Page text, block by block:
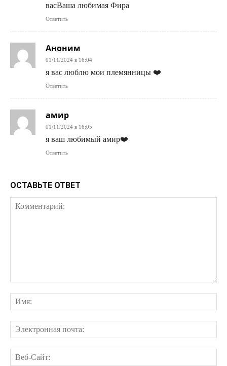
васВаша любимая Фира
Ответить
Аноним
01/11/2024 в 16:04
я вас люблю мои племянницы ❤️
Ответить
амир
01/11/2024 в 16:05
я ваш любимый амир❤️
Ответить
ОСТАВЬТЕ ОТВЕТ